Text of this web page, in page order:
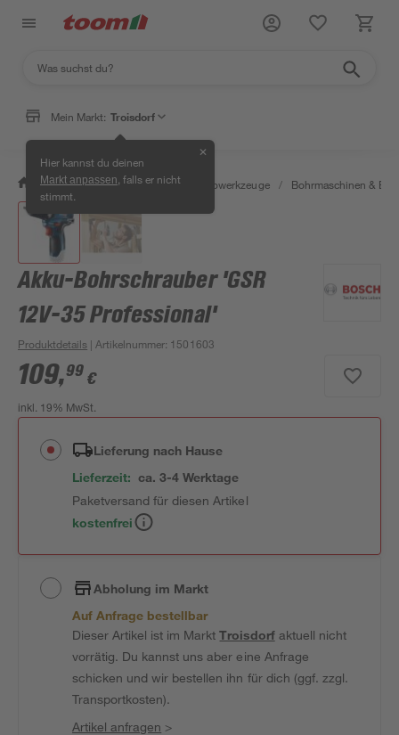
Mein Markt: Troisdorf
Hier kannst du deinen
Markt anpassen , falls er nicht
stimmt.
✕
/ Werkstatt & Maschinen / Elektrowerkzeuge / Bohrmaschinen &
Akku-Bohrschrauber 'GSR
12V-35 Professional'
Produktdetails | Artikelnummer: 1501603
109,99 €
inkl. 19% MwSt.
Lieferung nach Hause
Lieferzeit: ca. 3-4 Werktage
Paketversand für diesen Artikel
kostenfrei
Abholung im Markt
Auf Anfrage bestellbar
Dieser Artikel ist im MarktTroisdorfaktuell nicht
vorrätig. Du kannst uns aber eine Anfrage
schicken und wir bestellen ihn für dich (ggf. zzgl.
Transportkosten).
Artikel anfragen >